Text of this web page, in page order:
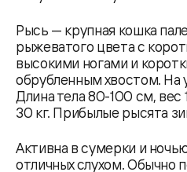
Рысь — крупная кошка
рыжеватого цвета с
высокими ногами и
обрубленным хвостом. На
Длина тела 80-100 см, вес
30 кг. Прибылые рысята
Активна в сумерки и
отличных слухом. Обычно